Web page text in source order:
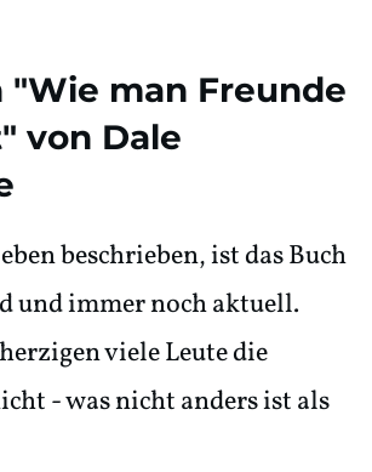
"Wie man Freunde
von Dale
beschrieben, ist das Buch
und immer noch aktuell.
viele Leute die
- was nicht anders ist als